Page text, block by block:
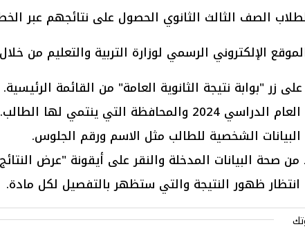
الصف الثالث الثانوي الحصول على نتائجهم عبر
الإلكتروني الرسمي لوزارة التربية والتعليم من
على زر "بوابة نتيجة الثانوية العامة" من القائمة الرئيسية.
2024 والمحافظة التي ينتمي لها الطالب.
الشخصية للطالب مثل الاسم ورقم الجلوس.
من صحة البيانات المدخلة والنقر على أيقونة "عرض
انتظار ظهور النتيجة والتي ستظهر بالتفصيل لكل مادة.